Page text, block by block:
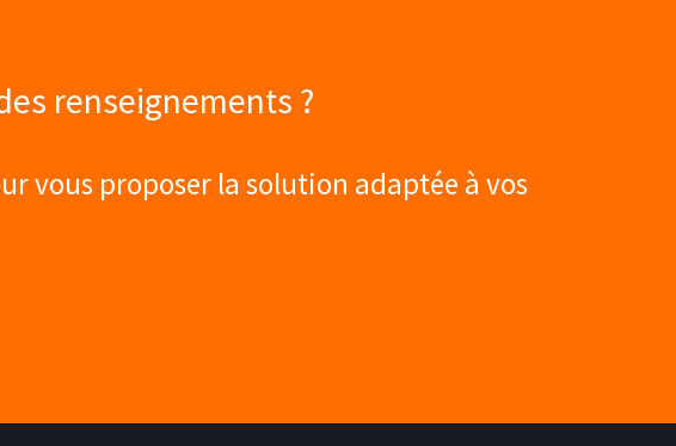
renseignements ?
vous proposer la solution adaptée à vos